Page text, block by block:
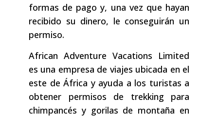
formas de pago y, una vez que hayan
recibido su dinero, le conseguirán un
permiso.
African Adventure Vacations Limited
es una empresa de viajes ubicada en el
este de África y ayuda a los turistas a
obtener permisos de trekking para
chimpancés y gorilas de montaña en